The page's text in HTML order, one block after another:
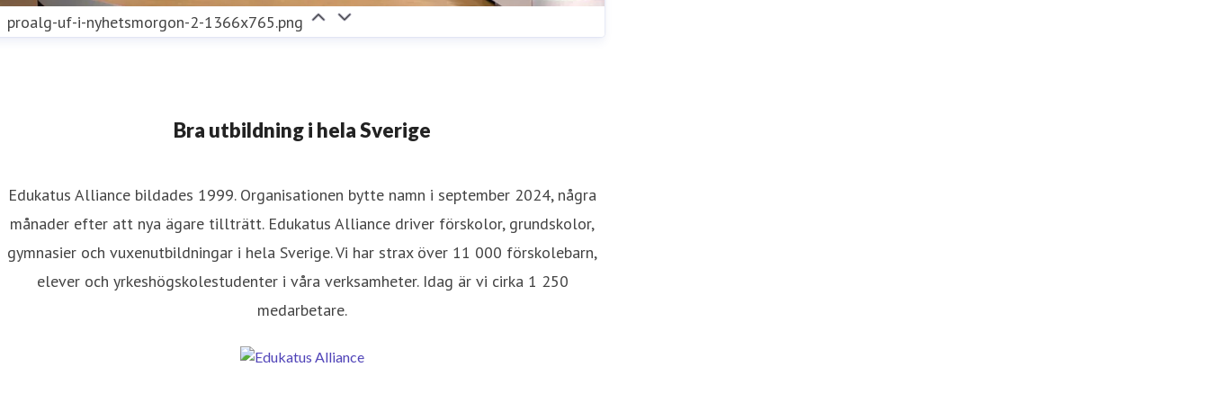
proalg-uf-i-nyhetsmorgon-2-1366x765.png
Bra utbildning i hela Sverige
Edukatus Alliance bildades 1999. Organisationen bytte namn i september 2024, några
månader efter att nya ägare tillträtt. Edukatus Alliance driver förskolor, grundskolor,
gymnasier och vuxenutbildningar i hela Sverige. Vi har strax över 11 000 förskolebarn,
elever och yrkeshögskolestudenter i våra verksamheter. Idag är vi cirka 1 250
medarbetare.